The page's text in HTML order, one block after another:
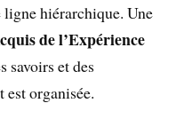
ligne hiérarchique. Une
de l’Expérience
savoirs et des
est organisée.